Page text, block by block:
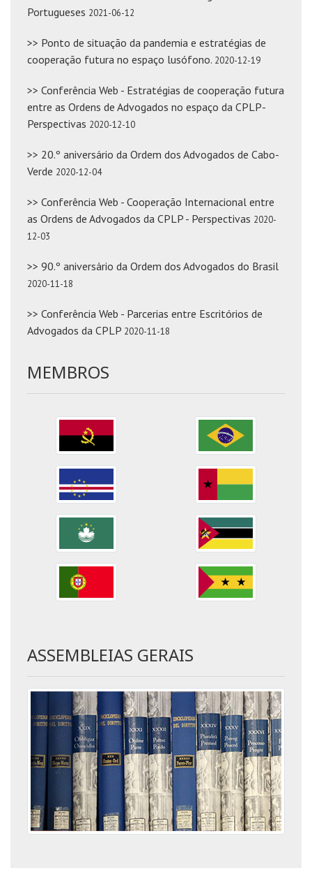
Portugueses 2021-06-12
>> Ponto de situação da pandemia e estratégias de
cooperação futura no espaço lusófono. 2020-12-19
>> Conferência Web - Estratégias de cooperação futura
entre as Ordens de Advogados no espaço da CPLP-
Perspectivas 2020-12-10
>> 20.º aniversário da Ordem dos Advogados de Cabo-
Verde 2020-12-04
>> Conferência Web - Cooperação Internacional entre
as Ordens de Advogados da CPLP - Perspectivas 2020-
12-03
>> 90.º aniversário da Ordem dos Advogados do Brasil
2020-11-18
>> Conferência Web - Parcerias entre Escritórios de
Advogados da CPLP 2020-11-18
MEMBROS
ASSEMBLEIAS GERAIS